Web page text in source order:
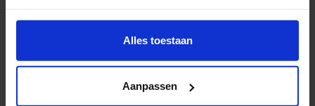
Wil je meer weten of de voorkeur aanpassen, bekijk dan
https://www.hku.nl/privacy-statement-en-
Alles toestaan
Aanpassen
solutions, I want to start conversations.